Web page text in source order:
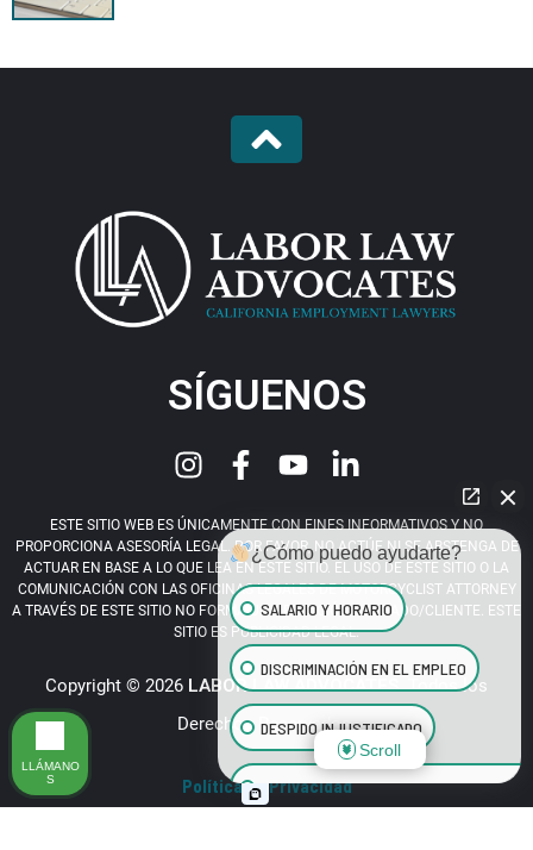
SÍGUENOS
ESTE SITIO WEB ES ÚNICAMENTE CON FINES INFORMATIVOS Y NO
PROPORCIONA ASESORÍA LEGAL. POR FAVOR, NO ACTÚE NI SE ABSTENGA DE
ACTUAR EN BASE A LO QUE LEA EN ESTE SITIO. EL USO DE ESTE SITIO O LA
COMUNICACIÓN CON LAS OFICINAS LEGALES DE MOTORCYCLIST ATTORNEY
A TRAVÉS DE ESTE SITIO NO FORMA UNA RELACIÓN ABOGADO/CLIENTE. ESTE
SITIO ES PUBLICIDAD LEGAL.
Copyright © 2026 LABOR LAW ADVOCATES. Todos los
Derechos Reservados.
Política de Privacidad
¿Cómo puedo ayudarte?
SALARIO Y HORARIO
DISCRIMINACIÓN EN EL EMPLEO
DESPIDO INJUSTIFICADO
ACOSO SEXUAL EN EL LUGAR DE
Scroll
LLÁMANO
S